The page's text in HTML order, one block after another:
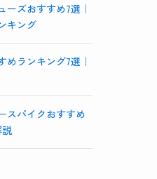
ズおすすめ7選｜
キング
めランキング7選｜
スパイクおすすめ